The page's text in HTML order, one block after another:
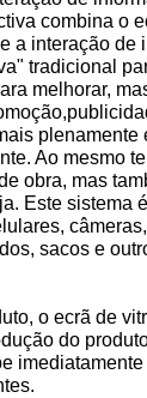
combina o
a interação de
tradicional
melhorar,
plenamente
Ao mesmo
obra, mas
Este sistema
sacos e
o ecrã de
do